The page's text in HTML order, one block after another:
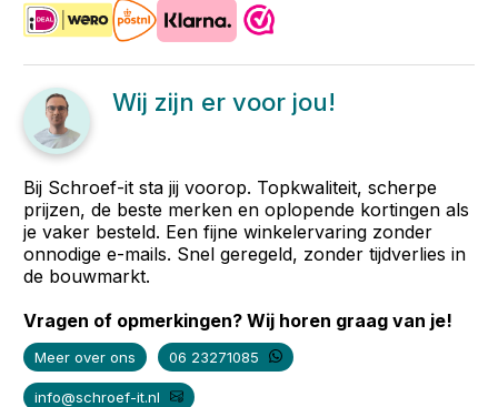
Wij zijn er voor jou!
Bij Schroef-it sta jij voorop. Topkwaliteit, scherpe
prijzen, de beste merken en oplopende kortingen als
je vaker besteld. Een fijne winkelervaring zonder
onnodige e-mails. Snel geregeld, zonder tijdverlies in
de bouwmarkt.
Vragen of opmerkingen? Wij horen graag van je!
Meer over ons 06 23271085
info@schroef-it.nl